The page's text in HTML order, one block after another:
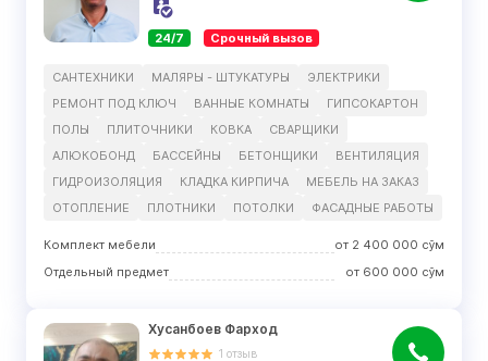
24/7 Срочный вызов
САНТЕХНИКИ МАЛЯРЫ - ШТУКАТУРЫ
ЭЛЕКТРИКИ
РЕМОНТ ПОД КЛЮЧ
ВАННЫЕ КОМНАТЫ
ГИПСОКАРТОН
ПОЛЫ
ПЛИТОЧНИКИ КОВКА
СВАРЩИКИ
АЛЮКОБОНД
БАССЕЙНЫ БЕТОНЩИКИ
ВЕНТИЛЯЦИЯ
ГИДРОИЗОЛЯЦИЯ
КЛАДКА КИРПИЧА
МЕБЕЛЬ НА ЗАКАЗ
ОТОПЛЕНИЕ
ПЛОТНИКИ ПОТОЛКИ ФАСАДНЫЕ РАБОТЫ
Комплект мебели от 2 400 000 сўм
Отдельный предмет
от 600 000 сўм
Хусанбоев Фарход
1 отзыв